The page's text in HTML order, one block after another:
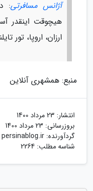
آژانس مسافرتی:
هیچوقت اینقدر
ارزان، اروپا، تور
منبع: همشهری آنلاین
انتشار: 23 مرداد 1400
بروزرسانی: 23 مرداد 1400
گردآورنده: persinablog.ir
شناسه مطلب: 2264